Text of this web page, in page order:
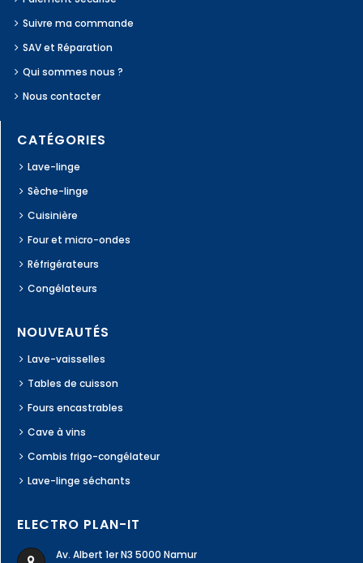
Suivre ma commande
SAV et Réparation
Qui sommes nous ?
Nous contacter
CATÉGORIES
Lave-linge
Sèche-linge
Cuisinière
Four et micro-ondes
Réfrigérateurs
Congélateurs
NOUVEAUTÉS
Lave-vaisselles
Tables de cuisson
Fours encastrables
Cave à vins
Combis frigo-congélateur
Lave-linge séchants
ELECTRO PLAN-IT
Av. Albert 1er N3 5000 Namur